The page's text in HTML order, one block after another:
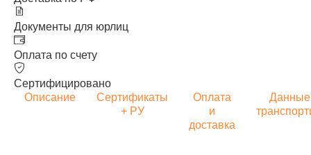
Документы для юрлиц
Оплата по счету
Сертифицировано
Описание
Сертификаты
+ РУ
Оплата
и
доставка